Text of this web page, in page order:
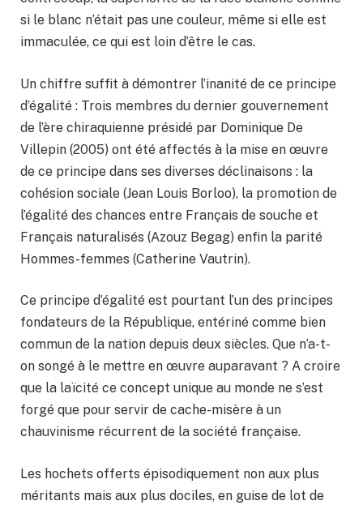
si le blanc n’était pas une couleur, même si elle est
immaculée, ce qui est loin d’être le cas.
Un chiffre suffit à démontrer l’inanité de ce principe
d’égalité : Trois membres du dernier gouvernement
de l’ère chiraquienne présidé par Dominique De
Villepin (2005) ont été affectés à la mise en œuvre
de ce principe dans ses diverses déclinaisons : la
cohésion sociale (Jean Louis Borloo), la promotion de
l’égalité des chances entre Français de souche et
Français naturalisés (Azouz Begag) enfin la parité
Hommes-femmes (Catherine Vautrin).
Ce principe d’égalité est pourtant l’un des principes
fondateurs de la République, entériné comme bien
commun de la nation depuis deux siècles. Que n’a-t-
on songé à le mettre en œuvre auparavant ? A croire
que la laïcité ce concept unique au monde ne s’est
forgé que pour servir de cache-misère à un
chauvinisme récurrent de la société française.
Les hochets offerts épisodiquement non aux plus
méritants mais aux plus dociles, en guise de lot de